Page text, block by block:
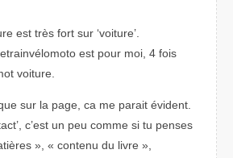
est très fort sur ‘voiture’.
est pour moi, 4 fois
voiture.
sur la page, ca me parait évident.
c’est un peu comme si tu penses
», « contenu du livre »,